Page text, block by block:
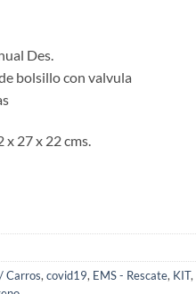
Des.
bolsillo con valvula
x 27 x 22 cms.
Carros,covid19, EMS - Rescate, KIT,